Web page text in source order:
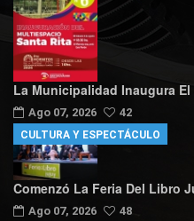
La Municipalidad Inaugura
Ago 07, 2026 42
Comenzó La Feria Del Libro
Ago 07, 2026 48
CULTURA Y ESPECTÁCULO